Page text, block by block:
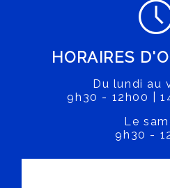
HORAIRES
Du lundi au
9h30 - 12h00 |
Le
9h30 -